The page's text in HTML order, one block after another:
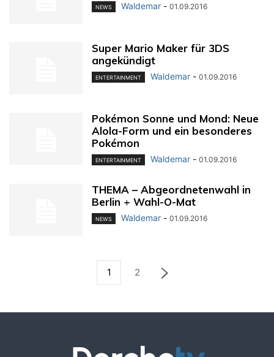
NEWS Waldemar - 01.09.2016
Super Mario Maker für 3DS
angekündigt
ENTERTAINMENT Waldemar - 01.09.2016
Pokémon Sonne und Mond: Neue
Alola-Form und ein besonderes
Pokémon
ENTERTAINMENT Waldemar - 01.09.2016
THEMA – Abgeordnetenwahl in
Berlin + Wahl-O-Mat
NEWS Waldemar - 01.09.2016
1 2